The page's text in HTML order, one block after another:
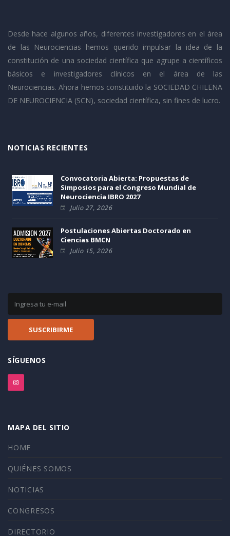
Desde hace algunos años, diferentes investigadores en el área
de las Neurociencias hemos querido impulsar la idea de la
constitución de una sociedad científica que agrupe a científicos
básicos e investigadores clínicos en el área de las
Neurociencias. Ahora hemos constituido la SOCIEDAD CHILENA
DE NEUROCIENCIA (SCN), sociedad científica, sin fines de lucro.
NOTICIAS RECIENTES
Convocatoria Abierta: Propuestas de
Simposios para el Congreso Mundial de
Neurociencia IBRO 2027
Julio 27, 2026
Postulaciones Abiertas Doctorado en
Ciencias BMCN
Julio 15, 2026
SÍGUENOS
MAPA DEL SITIO
HOME
QUIÉNES SOMOS
NOTICIAS
CONGRESOS
DIRECTORIO